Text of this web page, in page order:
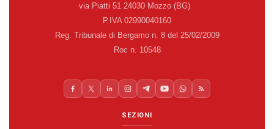
via Piatti 51 24030 Mozzo (BG)
P.IVA 02990040160
Reg. Tribunale di Bergamo n. 8 del 25/02/2009
Roc n. 10548
SEZIONI